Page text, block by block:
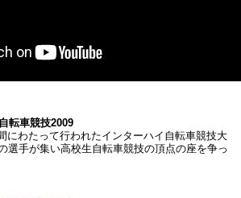
転車競技2009
にわたって行われたインターハイ自転車競技大
選手が集い高校生自転車競技の頂点の座を争っ